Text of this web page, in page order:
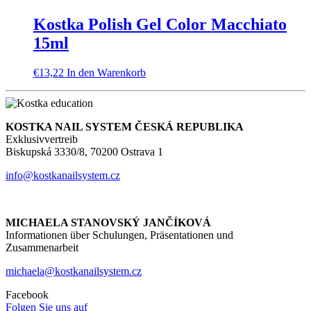
Kostka Polish Gel Color Macchiato
15ml
€13,22 In den Warenkorb
KOSTKA NAIL SYSTEM ČESKÁ REPUBLIKA
Exklusivvertreib
Biskupská 3330/8, 70200 Ostrava 1
info@kostkanailsystem.cz
MICHAELA STANOVSKÝ JANČÍKOVÁ
Informationen über Schulungen, Präsentationen und
Zusammenarbeit
michaela@kostkanailsystem.cz
Facebook
Folgen Sie uns auf